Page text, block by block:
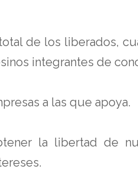
de los liberados,
integrantes de
a las que apoya.
la libertad de